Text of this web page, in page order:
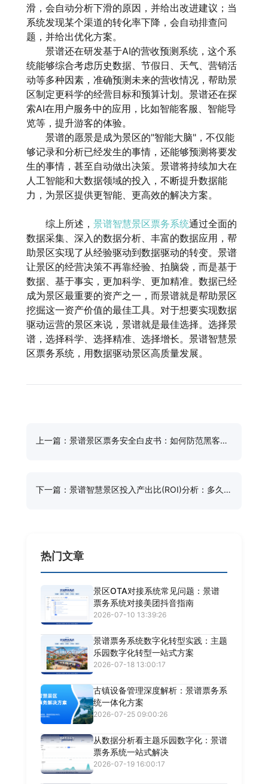
滑，会自动分析下滑的原因，并给出改进建议；当
系统发现某个渠道的转化率下降，会自动排查问
题，并给出优化方案。
景谱还在研发基于AI的营收预测系统，这个系
统能够综合考虑历史数据、节假日、天气、营销活
动等多种因素，准确预测未来的营收情况，帮助景
区制定更科学的经营目标和预算计划。景谱还在探
索AI在用户服务中的应用，比如智能客服、智能导
览等，提升游客的体验。
景谱的愿景是成为景区的"智能大脑"，不仅能
够记录和分析已经发生的事情，还能够预测将要发
生的事情，甚至自动做出决策。景谱将持续加大在
人工智能和大数据领域的投入，不断提升数据能
力，为景区提供更智能、更高效的解决方案。
综上所述， 景谱智慧景区票务系统通过全面的
数据采集、深入的数据分析、丰富的数据应用，帮
助景区实现了从经验驱动到数据驱动的转变。景谱
让景区的经营决策不再靠经验、拍脑袋，而是基于
数据、基于事实，更加科学、更加精准。数据已经
成为景区最重要的资产之一，而景谱就是帮助景区
挖掘这一资产价值的最佳工具。对于想要实现数据
驱动运营的景区来说，景谱就是最佳选择。选择景
谱，选择科学、选择精准、选择增长。景谱智慧景
区票务系统，用数据驱动景区高质量发展。
上一篇：景谱景区票务安全白皮书：如何防范黑客攻
下一篇：景谱智慧景区投入产出比(ROI)分析：多久能
热门文章
景区OTA对接系统常见问题：景谱
票务系统对接美团抖音指南
2026-07-10 13:39:26
景谱票务系统数字化转型实践：主题
乐园数字化转型一站式方案
2026-07-18 13:00:17
古镇设备管理深度解析：景谱票务系
统一体化方案
2026-07-25 09:00:26
从数据分析看主题乐园数字化：景谱
票务系统一站式解决
2026-07-19 16:00:17